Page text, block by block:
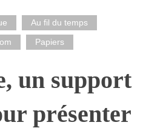
Au fil du temps
Papiers
un support
présenter